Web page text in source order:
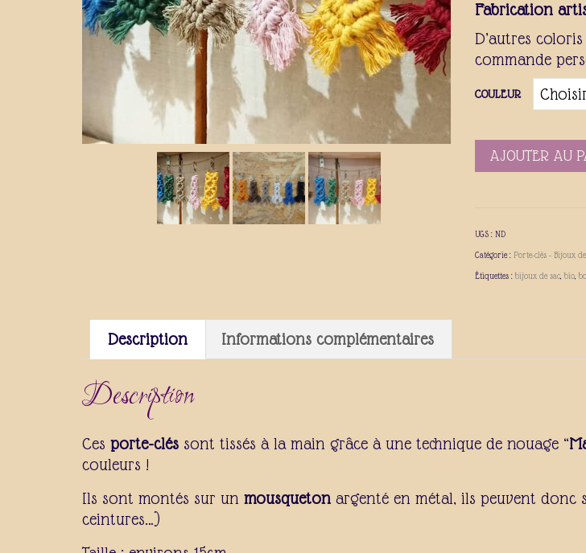
Fabrication
D’autres
commande
COULEUR
AJOUTER AU
UGS : ND
Catégorie : Porte-clés - Bijoux
Étiquettes : bijoux de sac, bio,
Description Informations complémentaires
Description
Ces porte-clés sont tissés à la main grâce à une technique de nouage “
couleurs !
Ils sont montés sur un mousqueton argenté en métal, ils peuvent donc
ceintures…)